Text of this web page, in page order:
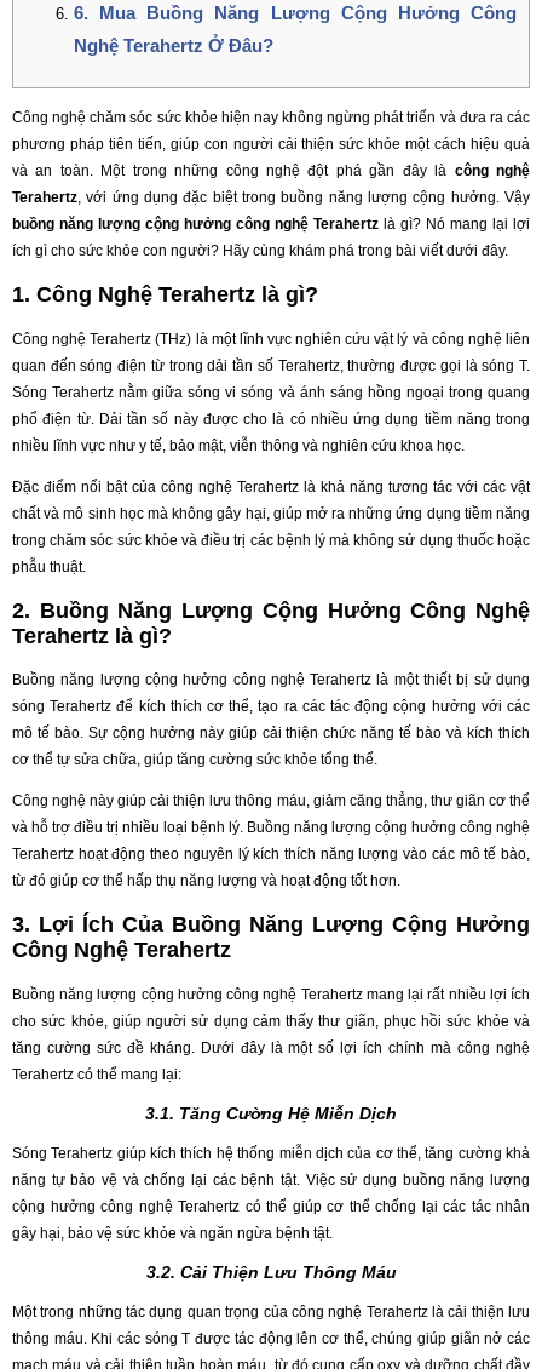
6. Mua Buồng Năng Lượng Cộng Hưởng Công
Nghệ Terahertz Ở Đâu?
Công nghệ chăm sóc sức khỏe hiện nay không ngừng phát triển và đưa ra các
phương pháp tiên tiến, giúp con người cải thiện sức khỏe một cách hiệu quả
và an toàn. Một trong những công nghệ đột phá gần đây là công nghệ
Terahertz , với ứng dụng đặc biệt trong buồng năng lượng cộng hưởng. Vậy
buồng năng lượng cộng hưởng công nghệ Terahertz là gì? Nó mang lại lợi
ích gì cho sức khỏe con người? Hãy cùng khám phá trong bài viết dưới đây.
1. Công Nghệ Terahertz là gì?
Công nghệ Terahertz (THz) là một lĩnh vực nghiên cứu vật lý và công nghệ liên
quan đến sóng điện từ trong dải tần số Terahertz, thường được gọi là sóng T.
Sóng Terahertz nằm giữa sóng vi sóng và ánh sáng hồng ngoại trong quang
phổ điện từ. Dải tần số này được cho là có nhiều ứng dụng tiềm năng trong
nhiều lĩnh vực như y tế, bảo mật, viễn thông và nghiên cứu khoa học.
Đặc điểm nổi bật của công nghệ Terahertz là khả năng tương tác với các vật
chất và mô sinh học mà không gây hại, giúp mở ra những ứng dụng tiềm năng
trong chăm sóc sức khỏe và điều trị các bệnh lý mà không sử dụng thuốc hoặc
phẫu thuật.
2. Buồng Năng Lượng Cộng Hưởng Công Nghệ
Terahertz là gì?
Buồng năng lượng cộng hưởng công nghệ Terahertz là một thiết bị sử dụng
sóng Terahertz để kích thích cơ thể, tạo ra các tác động cộng hưởng với các
mô tế bào. Sự cộng hưởng này giúp cải thiện chức năng tế bào và kích thích
cơ thể tự sửa chữa, giúp tăng cường sức khỏe tổng thể.
Công nghệ này giúp cải thiện lưu thông máu, giảm căng thẳng, thư giãn cơ thể
và hỗ trợ điều trị nhiều loại bệnh lý. Buồng năng lượng cộng hưởng công nghệ
Terahertz hoạt động theo nguyên lý kích thích năng lượng vào các mô tế bào,
từ đó giúp cơ thể hấp thụ năng lượng và hoạt động tốt hơn.
3. Lợi Ích Của Buồng Năng Lượng Cộng Hưởng
Công Nghệ Terahertz
Buồng năng lượng cộng hưởng công nghệ Terahertz mang lại rất nhiều lợi ích
cho sức khỏe, giúp người sử dụng cảm thấy thư giãn, phục hồi sức khỏe và
tăng cường sức đề kháng. Dưới đây là một số lợi ích chính mà công nghệ
Terahertz có thể mang lại:
3.1. Tăng Cường Hệ Miễn Dịch
Sóng Terahertz giúp kích thích hệ thống miễn dịch của cơ thể, tăng cường khả
năng tự bảo vệ và chống lại các bệnh tật. Việc sử dụng buồng năng lượng
cộng hưởng công nghệ Terahertz có thể giúp cơ thể chống lại các tác nhân
gây hại, bảo vệ sức khỏe và ngăn ngừa bệnh tật.
3.2. Cải Thiện Lưu Thông Máu
Một trong những tác dụng quan trọng của công nghệ Terahertz là cải thiện lưu
thông máu. Khi các sóng T được tác động lên cơ thể, chúng giúp giãn nở các